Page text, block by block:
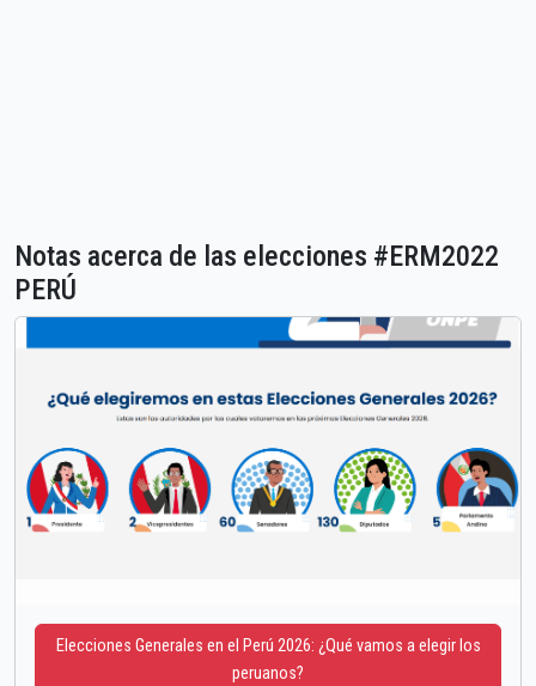
Notas acerca de las elecciones #ERM2022
PERÚ
Elecciones Generales en el Perú 2026: ¿Qué vamos a elegir los
peruanos?